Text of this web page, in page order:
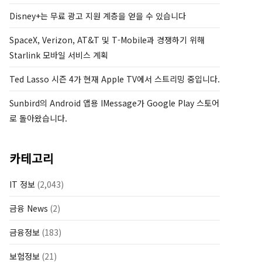
Disney+는 무료 광고 지원 계층을 얻을 수 있습니다
SpaceX, Verizon, AT&T 및 T-Mobile과 경쟁하기 위해
Starlink 모바일 서비스 계획
Ted Lasso 시즌 4가 현재 Apple TV에서 스트리밍 중입니다.
Sunbird의 Android 앱용 IMessage가 Google Play 스토어
로 돌아왔습니다.
카테고리
IT 정보 (2,043)
금융 News (2)
금융정보 (183)
보험정보 (21)